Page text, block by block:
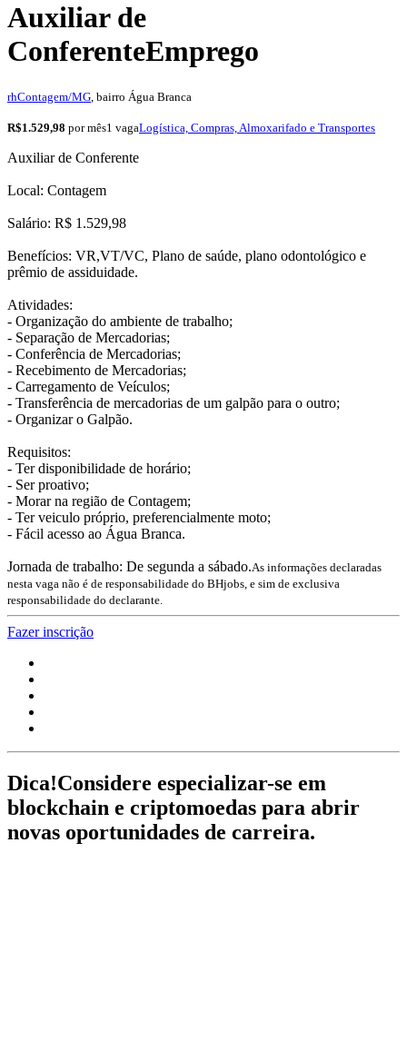
Auxiliar de
ConferenteEmprego
rhContagem/MG , bairro Água Branca
R$1.529,98 por mês1 vagaLogística, Compras, Almoxarifado e Transportes
Auxiliar de Conferente
Local: Contagem
Salário: R$ 1.529,98
Benefícios: VR,VT/VC, Plano de saúde, plano odontológico e
prêmio de assiduidade.
Atividades:
- Organização do ambiente de trabalho;
- Separação de Mercadorias;
- Conferência de Mercadorias;
- Recebimento de Mercadorias;
- Carregamento de Veículos;
- Transferência de mercadorias de um galpão para o outro;
- Organizar o Galpão.
Requisitos:
- Ter disponibilidade de horário;
- Ser proativo;
- Morar na região de Contagem;
- Ter veiculo próprio, preferencialmente moto;
- Fácil acesso ao Água Branca.
Jornada de trabalho: De segunda a sábado.As informações declaradas
nesta vaga não é de responsabilidade do BHjobs, e sim de exclusiva
responsabilidade do declarante.
Fazer inscrição
Dica!Considere especializar-se em
blockchain e criptomoedas para abrir
novas oportunidades de carreira.